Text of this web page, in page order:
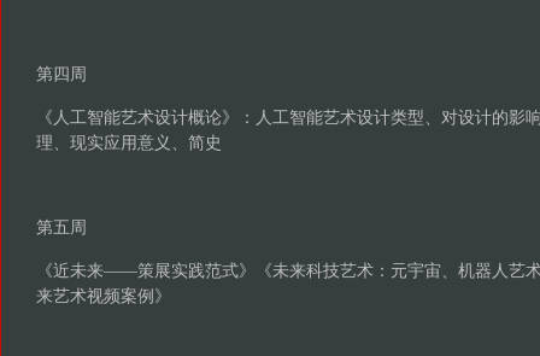
第四周
《人工智能艺术设计概论》：人工智能艺术设计类型、对设计的影
理、现实应用意义、简史
第五周
《近未来——策展实践范式》《未来科技艺术：元宇宙、机器人艺
来艺术视频案例》